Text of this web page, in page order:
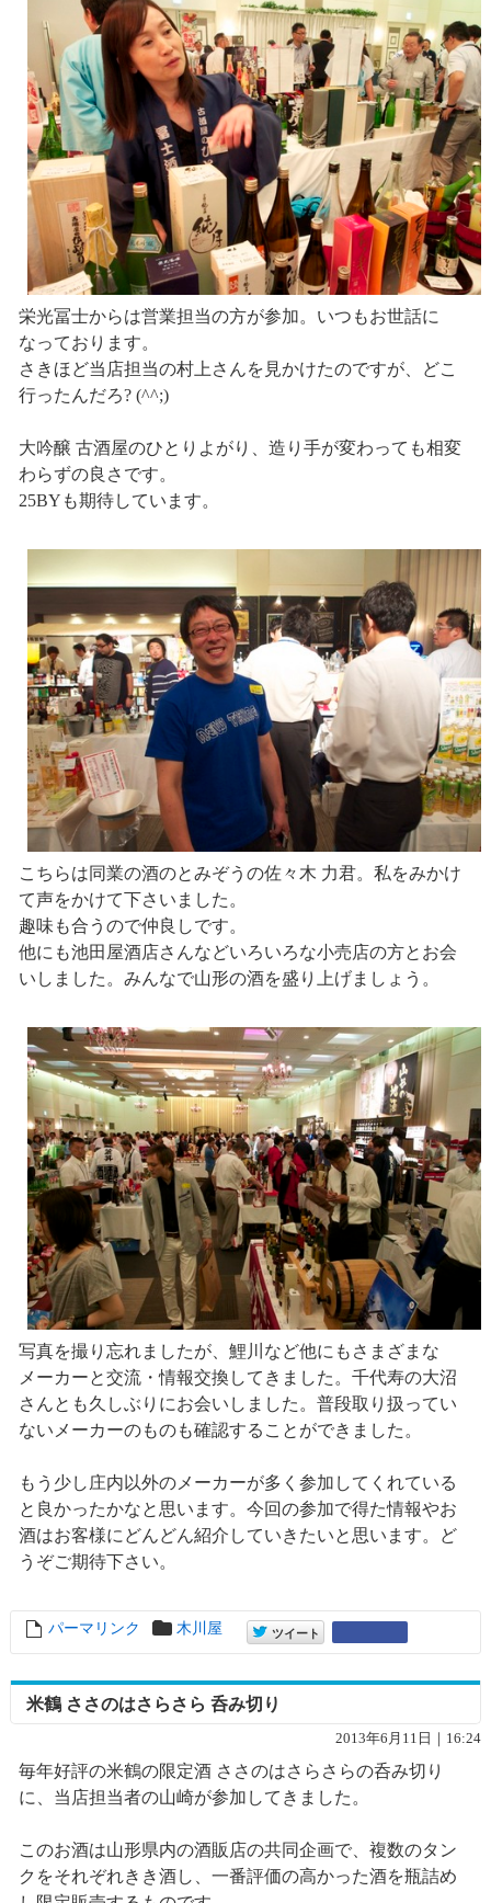
栄光冨士からは営業担当の方が参加。いつもお世話に
なっております。
さきほど当店担当の村上さんを見かけたのですが、どこ
行ったんだろ? (^^;)
大吟醸 古酒屋のひとりよがり、造り手が変わっても相変
わらずの良さです。
25BYも期待しています。
こちらは同業の酒のとみぞうの佐々木 力君。私をみかけ
て声をかけて下さいました。
趣味も合うので仲良しです。
他にも池田屋酒店さんなどいろいろな小売店の方とお会
いしました。みんなで山形の酒を盛り上げましょう。
写真を撮り忘れましたが、鯉川など他にもさまざまな
メーカーと交流・情報交換してきました。千代寿の大沼
さんとも久しぶりにお会いしました。普段取り扱ってい
ないメーカーのものも確認することができました。
もう少し庄内以外のメーカーが多く参加してくれている
と良かったかなと思います。今回の参加で得た情報やお
酒はお客様にどんどん紹介していきたいと思います。ど
うぞご期待下さい。
entry7802
パーマリンク 木川屋 entry7802
ツイート
米鶴 ささのはさらさら 呑み切り
2013年6月11日｜16:24
毎年好評の米鶴の限定酒 ささのはさらさらの呑み切り
に、当店担当者の山崎が参加してきました。
このお酒は山形県内の酒販店の共同企画で、複数のタン
クをそれぞれきき酒し、一番評価の高かった酒を瓶詰め